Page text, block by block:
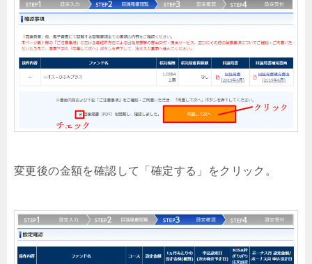
変更後の金額を確認して「確定する」をクリック。